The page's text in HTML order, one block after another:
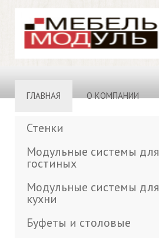
ГЛАВНАЯ О КОМПАНИИ
Стенки
Модульные системы для
гостиных
Модульные системы для
кухни
Буфеты и столовые